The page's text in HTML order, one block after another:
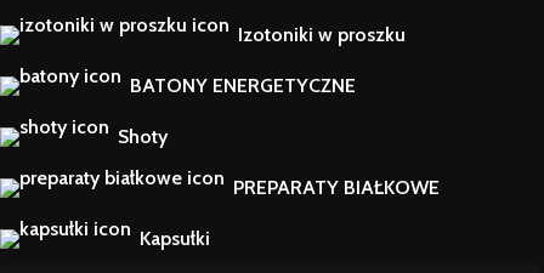
Izotoniki w proszku
BATONY ENERGETYCZNE
Shoty
PREPARATY BIAŁKOWE
Kapsułki